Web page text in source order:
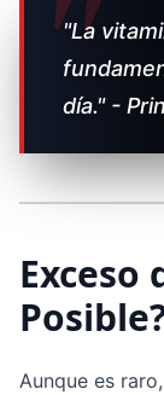
"La
día." -
Exceso
Aunque es